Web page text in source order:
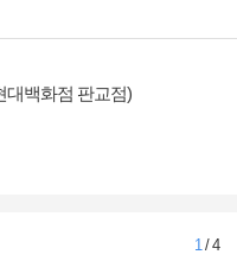
대백화점 판교점)
1/ 4